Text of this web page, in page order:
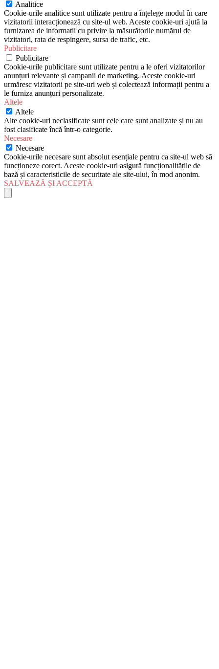
Analitice
Cookie-urile analitice sunt utilizate pentru a înțelege modul în care
vizitatorii interacționează cu site-ul web. Aceste cookie-uri ajută la
furnizarea de informații cu privire la măsurătorile numărul de
vizitatori, rata de respingere, sursa de trafic, etc.
Publicitare
Publicitare
Cookie-urile publicitare sunt utilizate pentru a le oferi vizitatorilor
anunțuri relevante și campanii de marketing. Aceste cookie-uri
urmăresc vizitatorii pe site-uri web și colectează informații pentru a
le furniza anunțuri personalizate.
Altele
Altele
Alte cookie-uri neclasificate sunt cele care sunt analizate și nu au
fost clasificate încă într-o categorie.
Necesare
Necesare
Cookie-urile necesare sunt absolut esențiale pentru ca site-ul web să
funcționeze corect. Aceste cookie-uri asigură funcționalitățile de
bază și caracteristicile de securitate ale site-ului, în mod anonim.
SALVEAZĂ ȘI ACCEPTĂ